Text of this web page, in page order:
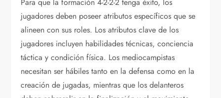
jugadores deben poseer atributos específicos que se
alineen con sus roles. Los atributos clave de los
jugadores incluyen habilidades técnicas, conciencia
táctica y condición física. Los mediocampistas
necesitan ser hábiles tanto en la defensa como en la
creación de jugadas, mientras que los delanteros